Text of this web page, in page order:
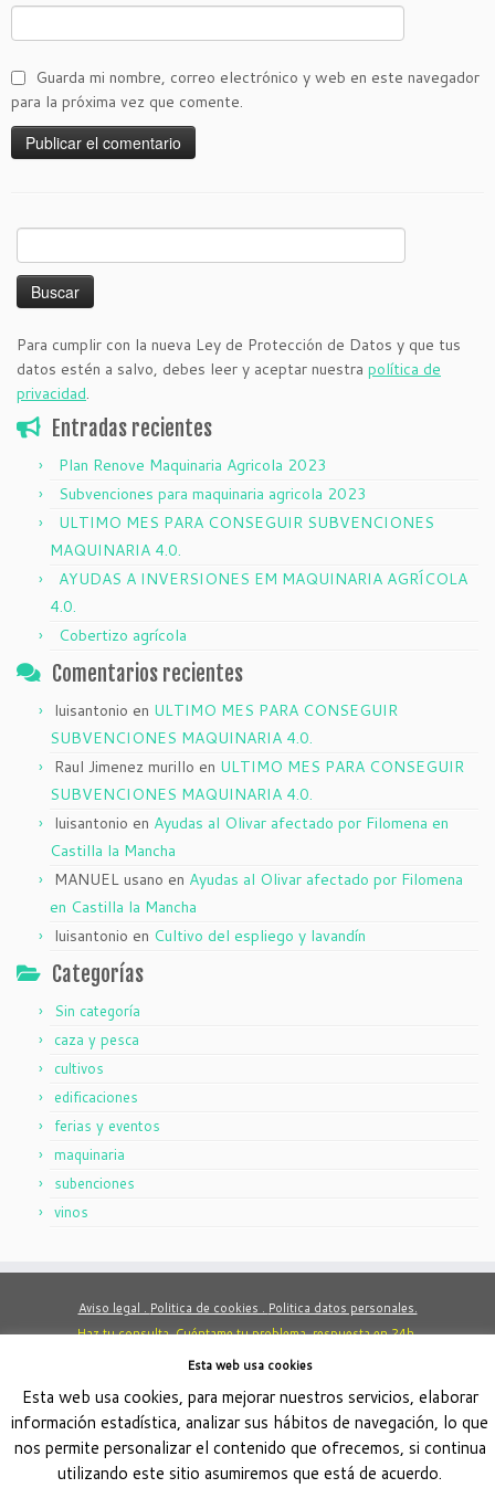
Guarda mi nombre, correo electrónico y web en este navegador
para la próxima vez que comente.
Para cumplir con la nueva Ley de Protección de Datos y que tus
datos estén a salvo, debes leer y aceptar nuestra política de
privacidad.
Entradas recientes
Plan Renove Maquinaria Agricola 2023
Subvenciones para maquinaria agricola 2023
ULTIMO MES PARA CONSEGUIR SUBVENCIONES
MAQUINARIA 4.0.
AYUDAS A INVERSIONES EM MAQUINARIA AGRÍCOLA
4.0.
Cobertizo agrícola
Comentarios recientes
luisantonio en ULTIMO MES PARA CONSEGUIR
SUBVENCIONES MAQUINARIA 4.0.
Raul Jimenez murillo en ULTIMO MES PARA CONSEGUIR
SUBVENCIONES MAQUINARIA 4.0.
luisantonio en Ayudas al Olivar afectado por Filomena en
Castilla la Mancha
MANUEL usano en Ayudas al Olivar afectado por Filomena
en Castilla la Mancha
luisantonio en Cultivo del espliego y lavandín
Categorías
Sin categoría
caza y pesca
cultivos
edificaciones
ferias y eventos
maquinaria
subenciones
vinos
Aviso legal . Politica de cookies . Politica datos personales.
Haz tu consulta. Cuéntame tu problema, respuesta en 24h.
NoComercial-CompartirIgual 4.0 Internacional .
Esta web usa cookies
Esta web usa cookies, para mejorar nuestros servicios, elaborar
información estadística, analizar sus hábitos de navegación, lo que
nos permite personalizar el contenido que ofrecemos, si continua
utilizando este sitio asumiremos que está de acuerdo.